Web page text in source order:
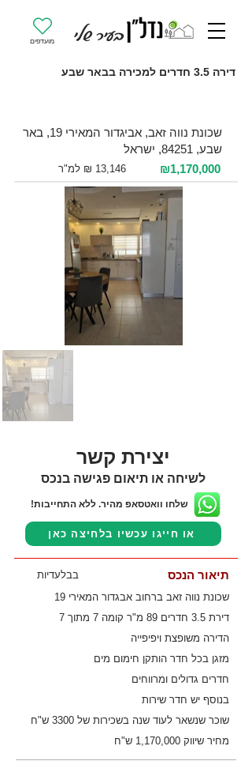
מועדפים
דירה 3.5 חדרים למכירה בבאר שבע
שכונת נווה זאב, אביגדור המאירי 19, באר
שבע, 84251, ישראל
₪1,170,000
יצירת קשר
לשיחה או תיאום פגישה בנכס
שלחו וואטסאפ מהיר. ללא התחייבות!
או חייגו עכשיו בלחיצה כאן
בבלעדיות תיאור הנכס
שכונת נווה זאב ברחוב אבגדור המאירי 19
דירת 3.5 חדרים 89 מ"ר קומה 7 מתוך 7
הדירה משופצת ויפיפייה
מזגן בכל חדר הותקן חימום מים
חדרים גדולים ומרווחים
בנוסף יש חדר שירות
שוכר שנשאר לעוד שנה בשכירות של 3300 ש"ח
מחיר שיווק 1,170,000 ש"ח